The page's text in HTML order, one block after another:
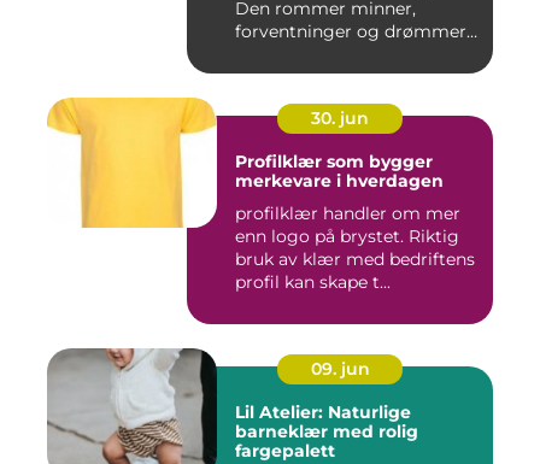
Den rommer minner,
forventninger og drømmer
30. jun
Profilklær som bygger
merkevare i hverdagen
profilklær handler om mer
enn logo på brystet. Riktig
bruk av klær med bedriftens
profil kan skape t...
09. jun
Lil Atelier: Naturlige
barneklær med rolig
fargepalett